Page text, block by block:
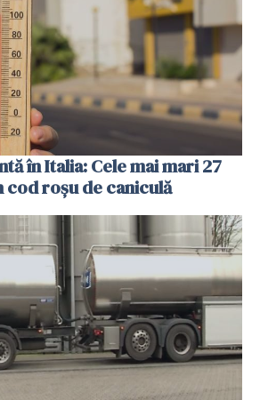
în Italia: Cele mai mari 27
cod roșu de caniculă